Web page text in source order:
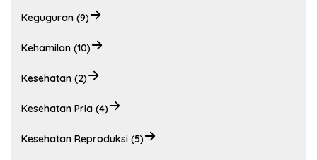
Keguguran (9)
Kehamilan (10)
Kesehatan (2)
Kesehatan Pria (4)
Kesehatan Reproduksi (5)